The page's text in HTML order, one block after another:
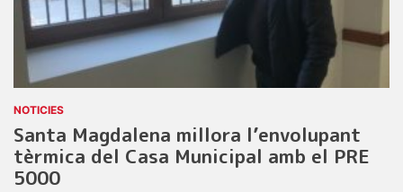
NOTICIES
Santa Magdalena millora l’envolupant
tèrmica del Casa Municipal amb el PRE
5000